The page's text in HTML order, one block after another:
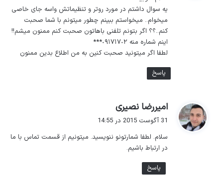
یه سوال داشتم در مورد روتر و تنظیماتش واسه جای خاصی
میخوام.. میخواستم ببینم چطور میتونم با شما صحبت
کنم..؟؟ اگر بتونم تلفنی باهاتون صحبت کنم ممنون میشم!!
اینم شماره منه ٠٩١٧١٧٠٢***
لطفا اگر میتونید صحبت کنین به من اطلاع بدین ممنون
پاسخ
امیررضا نصیری
ف
31 آگوست 2015 در 14:55
سلام. لطفا شمارتونو ننویسید. میتونیم از قسمت تماس با ما
در ارتباط باشیم.
پاسخ